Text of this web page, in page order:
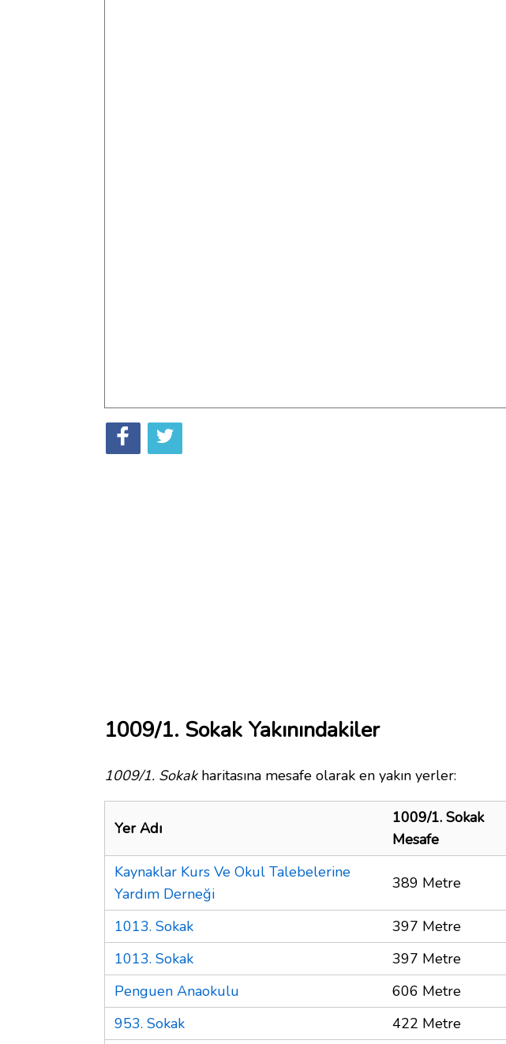
1009/1. Sokak Yakınındakiler
1009/1. Sokakharitasına mesafe olarak en yakın yerler:
Yer Adı
1009/1. Sokak
Mesafe
Kaynaklar Kurs Ve Okul Talebelerine
Yardım Derneği
389 Metre
1013. Sokak
397 Metre
1013. Sokak
397 Metre
Penguen Anaokulu
606 Metre
953. Sokak
422 Metre